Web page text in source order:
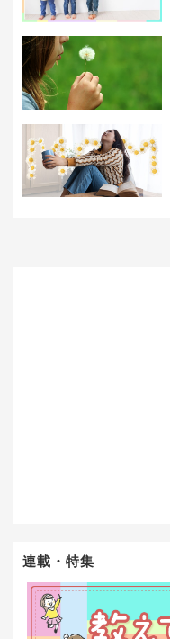
連載・特集